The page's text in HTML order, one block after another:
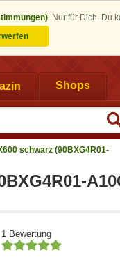
. Nur für Dich. Du
Shops
schwarz (90BXG4R01-
1 Bewertung